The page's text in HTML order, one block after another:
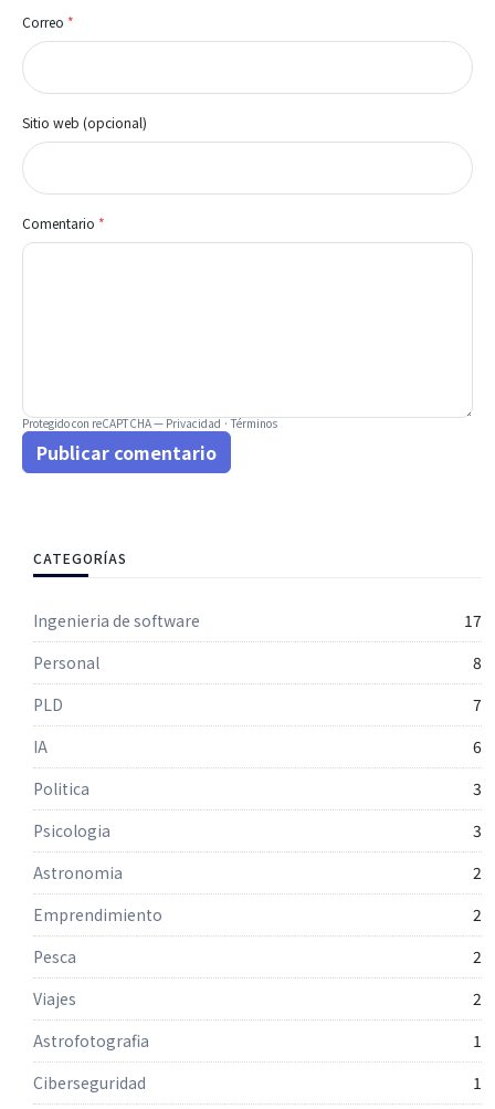
Correo *
Sitio web (opcional)
Comentario *
Protegido con reCAPTCHA —Privacidad·Términos
Publicar comentario
CATEGORÍAS
Ingenieria de software
17
Personal
8
PLD
7
IA
6
Politica
3
Psicologia
3
Astronomia
2
Emprendimiento
2
Pesca
2
Viajes
2
Astrofotografia
1
Ciberseguridad
1